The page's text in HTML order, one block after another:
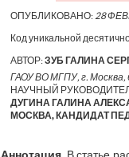
ОПУБЛИКОВАНО: 28
Код уникальной
АВТОР:ЗУБ ГАЛИНА
ГАОУ ВО МГПУ, г. Москва,
НАУЧНЫЙ
ДУГИНА ГАЛИНА
МОСКВА, КАНДИДАТ